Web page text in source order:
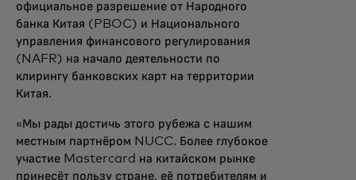
официальное разрешение от Народного
банка Китая (PBOC) и Национального
управления финансового регулирования
(NAFR) на начало деятельности по
клирингу банковских карт на территории
Китая.
«Мы рады достичь этого рубежа с нашим
местным партнёром NUCC. Более глубокое
участие Mastercard на китайском рынке
принесёт пользу стране, её потребителям и